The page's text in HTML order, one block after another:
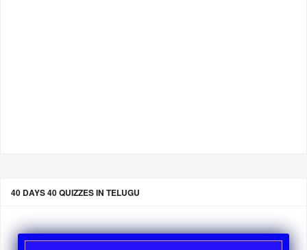
40 DAYS 40 QUIZZES IN TELUGU